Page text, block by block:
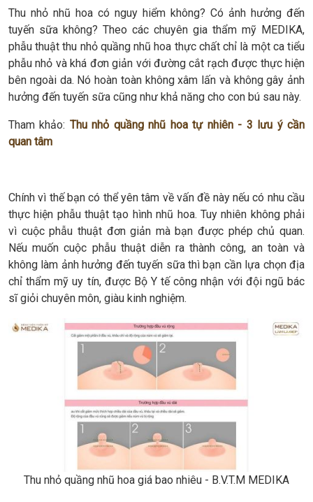
Thu nhỏ nhũ hoa có nguy hiểm không? Có ảnh hưởng đến
tuyến sữa không? Theo các chuyên gia thẩm mỹ MEDIKA,
phẫu thuật thu nhỏ quầng nhũ hoa thực chất chỉ là một ca tiểu
phẫu nhỏ và khá đơn giản với đường cắt rạch được thực hiện
bên ngoài da. Nó hoàn toàn không xâm lấn và không gây ảnh
hưởng đến tuyến sữa cũng như khả năng cho con bú sau này.
Tham khảo: Thu nhỏ quầng nhũ hoa tự nhiên - 3 lưu ý cần
quan tâm
Chính vì thế bạn có thể yên tâm về vấn đề này nếu có nhu cầu
thực hiện phẫu thuật tạo hình nhũ hoa. Tuy nhiên không phải
vì cuộc phẫu thuật đơn giản mà bạn được phép chủ quan.
Nếu muốn cuộc phẫu thuật diễn ra thành công, an toàn và
không làm ảnh hưởng đến tuyến sữa thì bạn cần lựa chọn địa
chỉ thẩm mỹ uy tín, được Bộ Y tế công nhận với đội ngũ bác
sĩ giỏi chuyên môn, giàu kinh nghiệm.
Thu nhỏ quầng nhũ hoa giá bao nhiêu - B.V.T.M MEDIKA